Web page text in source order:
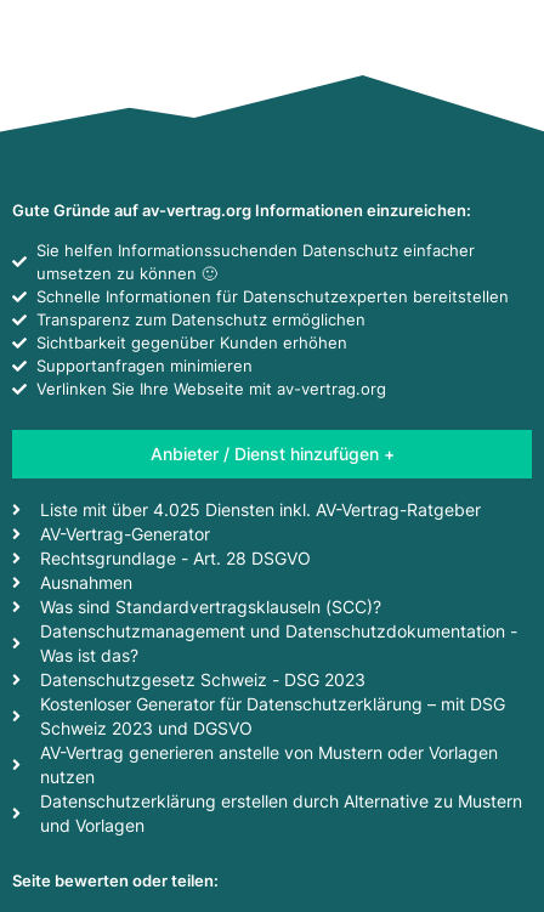
Gute Gründe auf av-vertrag.org Informationen einzureichen:
Sie helfen Informationssuchenden Datenschutz einfacher
umsetzen zu können 🙂
Schnelle Informationen für Datenschutzexperten bereitstellen
Transparenz zum Datenschutz ermöglichen
Sichtbarkeit gegenüber Kunden erhöhen
Supportanfragen minimieren
Verlinken Sie Ihre Webseite mit av-vertrag.org
Anbieter / Dienst hinzufügen +
Liste mit über 4.025 Diensten inkl. AV-Vertrag-Ratgeber
AV-Vertrag-Generator
Rechtsgrundlage - Art. 28 DSGVO
Ausnahmen
Was sind Standardvertragsklauseln (SCC)?
Datenschutzmanagement und Datenschutzdokumentation -
Was ist das?
Datenschutzgesetz Schweiz - DSG 2023
Kostenloser Generator für Datenschutzerklärung – mit DSG
Schweiz 2023 und DGSVO
AV-Vertrag generieren anstelle von Mustern oder Vorlagen
nutzen
Datenschutzerklärung erstellen durch Alternative zu Mustern
und Vorlagen
Seite bewerten oder teilen: